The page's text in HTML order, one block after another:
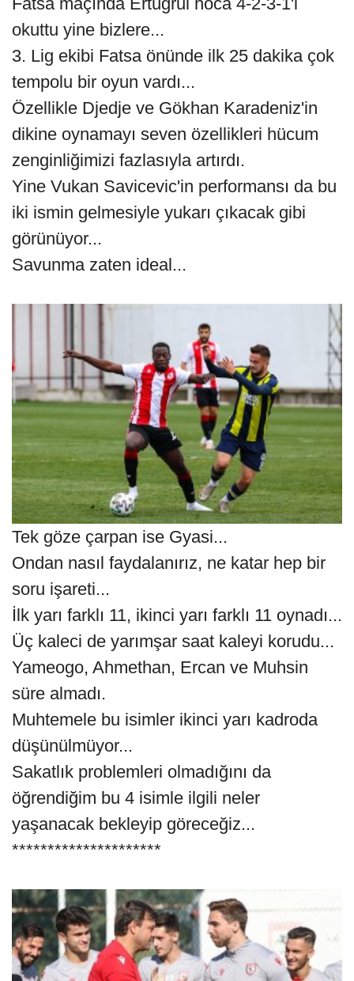
okuttu yine bizlere...
3. Lig ekibi Fatsa önünde ilk 25 dakika çok
tempolu bir oyun vardı...
Özellikle Djedje ve Gökhan Karadeniz'in
dikine oynamayı seven özellikleri hücum
zenginliğimizi fazlasıyla artırdı.
Yine Vukan Savicevic'in performansı da bu
iki ismin gelmesiyle yukarı çıkacak gibi
görünüyor...
Savunma zaten ideal...
Tek göze çarpan ise Gyasi...
Ondan nasıl faydalanırız, ne katar hep bir
soru işareti...
İlk yarı farklı 11, ikinci yarı farklı 11 oynadı...
Üç kaleci de yarımşar saat kaleyi korudu...
Yameogo, Ahmethan, Ercan ve Muhsin
süre almadı.
Muhtemele bu isimler ikinci yarı kadroda
düşünülmüyor...
Sakatlık problemleri olmadığını da
öğrendiğim bu 4 isimle ilgili neler
yaşanacak bekleyip göreceğiz...
*********************